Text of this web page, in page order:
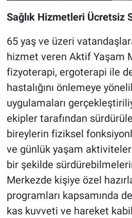
Sağlık Hizmetleri Ücretsiz
65 yaş ve üzeri
hizmet veren Aktif Yaşam
fizyoterapi, ergoterapi ile
hastalığını önlemeye
uygulamaları
ekipler tarafından
bireylerin fiziksel
ve günlük yaşam
bir şekilde
Merkezde kişiye özel
programları kapsamında
kas kuvveti ve hareket